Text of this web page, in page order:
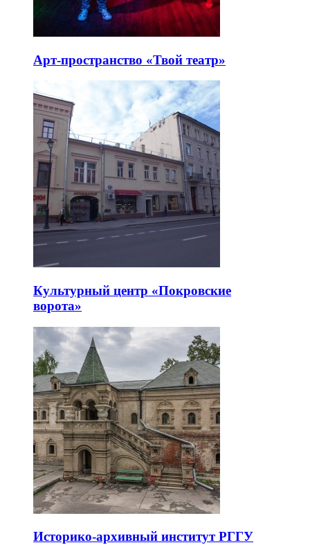
Арт-пространство «Твой театр»
Культурный центр «Покровские
ворота»
Историко-архивный институт РГГУ